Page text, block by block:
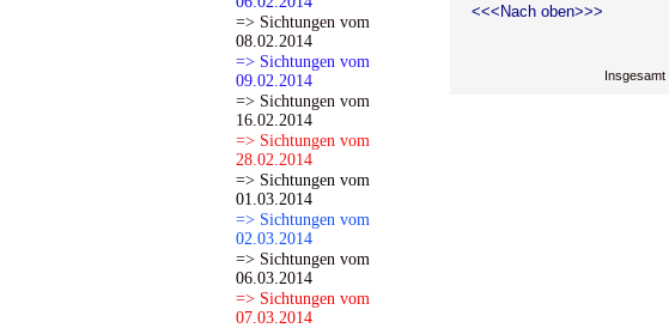
=> Sichtungen vom
08.02.2014
=> Sichtungen vom
09.02.2014
=> Sichtungen vom
16.02.2014
=> Sichtungen vom
28.02.2014
=> Sichtungen vom
01.03.2014
=> Sichtungen vom
02.03.2014
=> Sichtungen vom
06.03.2014
=> Sichtungen vom
07.03.2014
<<<Nach oben>>>